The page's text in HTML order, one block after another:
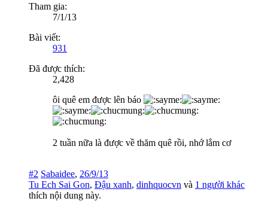
Tham gia:
7/1/13
Bài viết:
931
Đã được thích:
2,428
ôi quê em được lên báo
2 tuần nữa là được về thăm quê rồi, nhớ lắm cơ
#2 Sabaidee, 26/9/13
Tu Ech Sai Gon, Đậu xanh, dinhquocvn và 1 người khác
thích nội dung này.